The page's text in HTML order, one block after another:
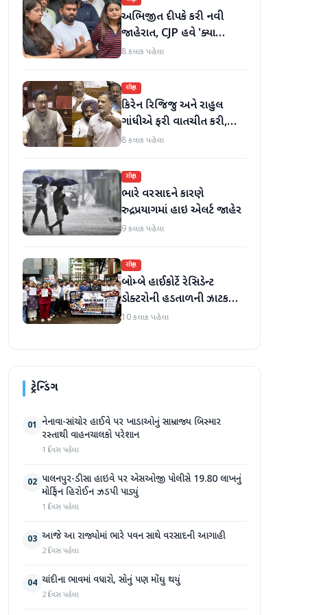
અભિજીત દીપકે કરી નવી
જાહેરાત, CJP હવે 'ક્યા
બોલતી પબ્લિક' અભિયાન શરૂ
8 કલાક પહેલા
રાષ્ટ્રીય
કિરેન રિજિજુ અને રાહુલ
ગાંધીએ ફરી વાતચીત કરી,
મહિલા અનામત અને સીમાંકન
8 કલાક પહેલા
રાષ્ટ્રીય
ભારે વરસાદને કારણે
રુદ્રપ્રયાગમાં હાઇ એલર્ટ જાહેર
9 કલાક પહેલા
રાષ્ટ્રીય
બોમ્બે હાઈકોર્ટે રેસિડેન્ટ
ડોક્ટરોની હડતાળની ઝાટકણી
કાઢી, 'જો કામ ન હોય તો પગાર
10 કલાક પહેલા
ટ્રેન્ડિંગ
01 નેનાવા-સાંચોર હાઈવે પર ખાડાઓનું સામ્રાજ્ય બિસ્માર
રસ્તાથી વાહનચાલકો પરેશાન
1 દિવસ પહેલા
02 પાલનપુર-ડીસા હાઇવે પર એસઓજી પોલીસે 19.80 લાખનું
મોર્ફિન હિરોઈન ઝડપી પાડ્યું
1 દિવસ પહેલા
03 આજે આ રાજ્યોમાં ભારે પવન સાથે વરસાદની આગાહી
2 દિવસ પહેલા
04 ચાંદીના ભાવમાં વધારો, સોનું પણ મોંઘુ થયું
2 દિવસ પહેલા